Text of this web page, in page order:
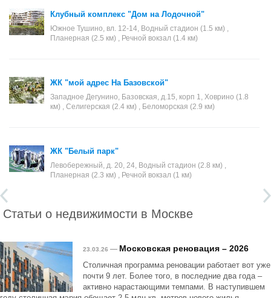
Клубный комплекс "Дом на Лодочной"
Южное Тушино, вл. 12-14, Водный стадион (1.5 км) ,
Планерная (2.5 км) , Речной вокзал (1.4 км)
ЖК "мой адрес На Базовской"
Западное Дегунино, Базовская, д.15, корп 1, Ховрино (1.8
км) , Селигерская (2.4 км) , Беломорская (2.9 км)
ЖК "Белый парк"
Левобережный, д. 20, 24, Водный стадион (2.8 км) ,
Планерная (2.3 км) , Речной вокзал (1 км)
Статьи о недвижимости в Москве
23.03.26 — Московская реновация – 2026
Столичная программа реновации работает вот уже
почти 9 лет. Более того, в последние два года –
активно нарастающими темпами. В наступившем